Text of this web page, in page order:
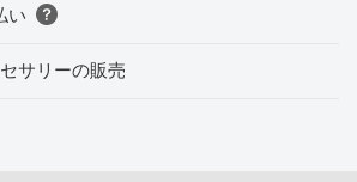
い
サリーの販売